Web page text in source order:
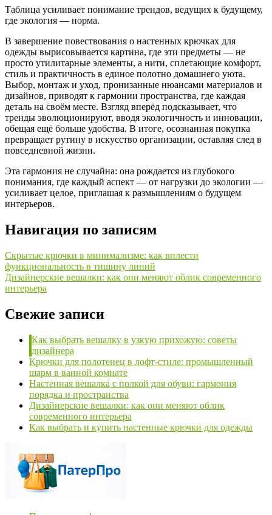
Таблица усиливает понимание трендов, ведущих к будущему,
где экология — норма.
В завершение повествования о настенных крючках для
одежды вырисовывается картина, где эти предметы — не
просто утилитарные элементы, а нити, сплетающие комфорт,
стиль и практичность в единое полотно домашнего уюта.
Выбор, монтаж и уход, пронизанные нюансами материалов и
дизайнов, приводят к гармонии пространства, где каждая
деталь на своём месте. Взгляд вперёд подсказывает, что
тренды эволюционируют, вводя экологичность и инновации,
обещая ещё больше удобства. В итоге, осознанная покупка
превращает рутину в искусство организации, оставляя след в
повседневной жизни.
Эта гармония не случайна: она рождается из глубокого
понимания, где каждый аспект — от нагрузки до экологии —
усиливает целое, приглашая к размышлениям о будущем
интерьеров.
Навигация по записям
Скрытые крючки в минимализме: как вплести
функциональность в тишину линий
Дизайнерские вешалки: как они меняют облик современного
интерьера
Свежие записи
Как выбрать вешалку в узкую прихожую: советы
дизайнера
Крючки для полотенец в лофт-стиле: промышленный
шарм в ванной комнате
Настенная вешалка с полкой для обуви: гармония
порядка и пространства
Дизайнерские вешалки: как они меняют облик
современного интерьера
Как выбрать и купить настенные крючки для одежды